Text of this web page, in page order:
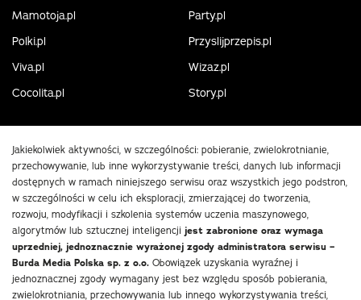
Mamotoja.pl
Party.pl
Polki.pl
Przyslijprzepis.pl
Viva.pl
Wizaz.pl
Cocolita.pl
Story.pl
Jakiekolwiek aktywności, w szczególności: pobieranie, zwielokrotnianie,
przechowywanie, lub inne wykorzystywanie treści, danych lub informacji
dostępnych w ramach niniejszego serwisu oraz wszystkich jego podstron,
w szczególności w celu ich eksploracji, zmierzającej do tworzenia,
rozwoju, modyfikacji i szkolenia systemów uczenia maszynowego,
algorytmów lub sztucznej inteligencji jest zabronione oraz wymaga
uprzedniej, jednoznacznie wyrażonej zgody administratora serwisu –
Burda Media Polska sp. z o.o. Obowiązek uzyskania wyraźnej i
jednoznacznej zgody wymagany jest bez względu sposób pobierania,
zwielokrotniania, przechowywania lub innego wykorzystywania treści,